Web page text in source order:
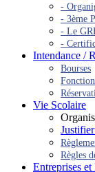
-
- 3ème
- Le
-
Intendance /
Bourses
Vie Scolaire
Règles
Entreprises